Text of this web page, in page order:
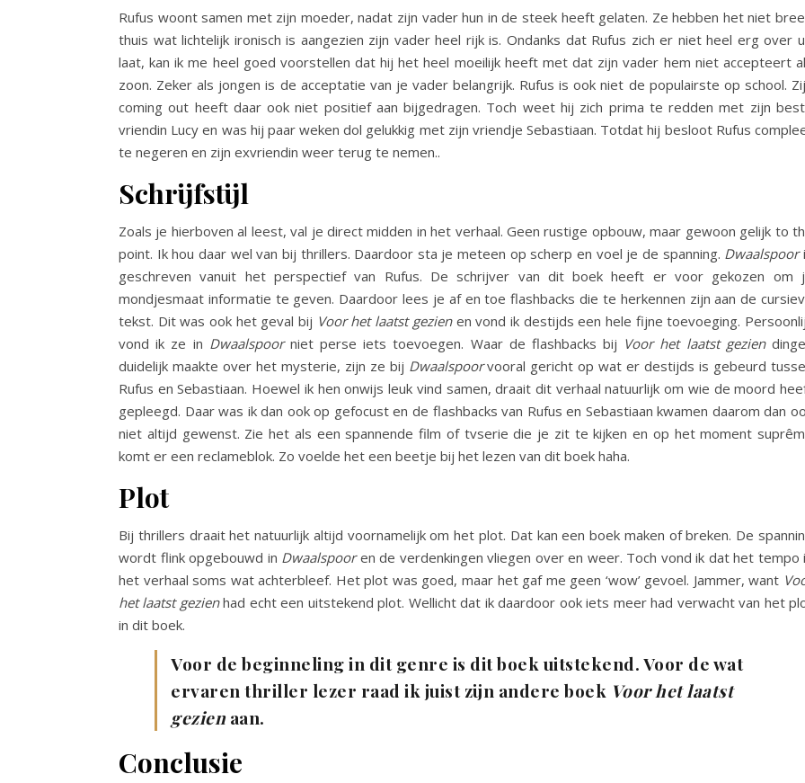
Rufus woont samen met zijn moeder, nadat zijn vader hun in de steek heeft gelaten. Ze hebben het niet
thuis wat lichtelijk ironisch is aangezien zijn vader heel rijk is. Ondanks dat Rufus zich er niet heel erg over
laat, kan ik me heel goed voorstellen dat hij het heel moeilijk heeft met dat zijn vader hem niet accepteert
zoon. Zeker als jongen is de acceptatie van je vader belangrijk. Rufus is ook niet de populairste op school.
coming out heeft daar ook niet positief aan bijgedragen. Toch weet hij zich prima te redden met zijn
vriendin Lucy en was hij paar weken dol gelukkig met zijn vriendje Sebastiaan. Totdat hij besloot Rufus
te negeren en zijn exvriendin weer terug te nemen..
Schrijfstijl
Zoals je hierboven al leest, val je direct midden in het verhaal. Geen rustige opbouw, maar gewoon gelijk to
point. Ik hou daar wel van bij thrillers. Daardoor sta je meteen op scherp en voel je de spanning. Dwaalspoor
geschreven vanuit het perspectief van Rufus. De schrijver van dit boek heeft er voor gekozen om
mondjesmaat informatie te geven. Daardoor lees je af en toe flashbacks die te herkennen zijn aan de
tekst. Dit was ook het geval bij Voor het laatst gezienen vond ik destijds een hele fijne toevoeging.
vond ik ze in Dwaalspoorniet perse iets toevoegen. Waar de flashbacks bij Voor het laatst gezien
duidelijk maakte over het mysterie, zijn ze bij Dwaalspoorvooral gericht op wat er destijds is gebeurd
Rufus en Sebastiaan. Hoewel ik hen onwijs leuk vind samen, draait dit verhaal natuurlijk om wie de moord
gepleegd. Daar was ik dan ook op gefocust en de flashbacks van Rufus en Sebastiaan kwamen daarom dan
niet altijd gewenst. Zie het als een spannende film of tvserie die je zit te kijken en op het moment
komt er een reclameblok. Zo voelde het een beetje bij het lezen van dit boek haha.
Plot
Bij thrillers draait het natuurlijk altijd voornamelijk om het plot. Dat kan een boek maken of breken. De
wordt flink opgebouwd in Dwaalspooren de verdenkingen vliegen over en weer. Toch vond ik dat het tempo
het verhaal soms wat achterbleef. Het plot was goed, maar het gaf me geen ‘wow’ gevoel. Jammer, want
het laatst gezienhad echt een uitstekend plot. Wellicht dat ik daardoor ook iets meer had verwacht van het
in dit boek.
Voor de beginneling in dit genre is dit boek uitstekend. Voor de wat
ervaren thriller lezer raad ik juist zijn andere boek Voor het laatst
gezienaan.
Conclusie